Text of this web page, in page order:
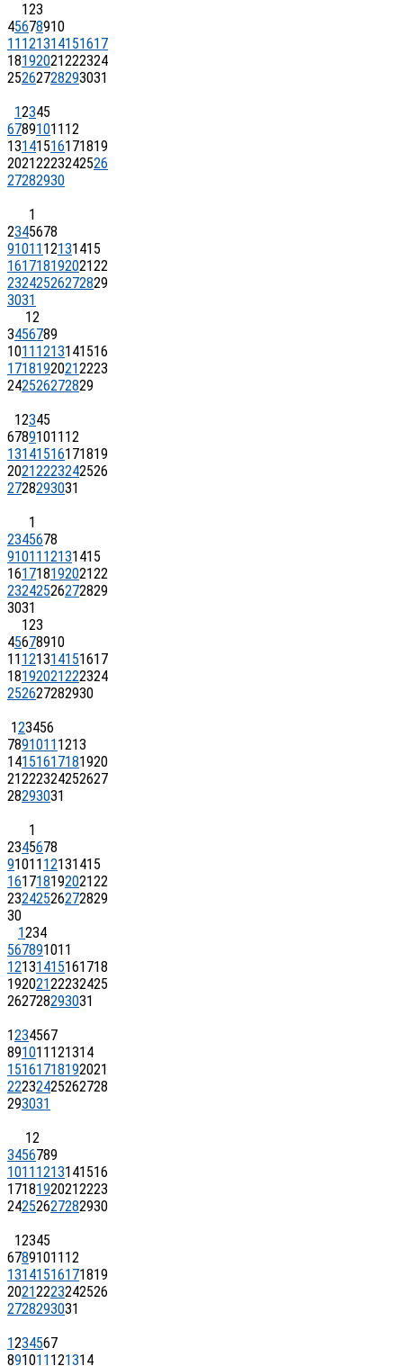
123
45678910
11 121314151617
18192021222324
25262728293031
12345
67891011 12
13141516171819
20212223242526
27282930
1
2345678
91011 12131415
16171819202122
23242526272829
3031
12
3456789
1011 1213141516
17181920212223
242526272829
12345
67891011 12
13141516171819
20212223242526
2728293031
1
2345678
91011 12131415
16171819202122
23242526272829
3031
123
45678910
11 121314151617
18192021222324
252627282930
123456
7891011 1213
14151617181920
21222324252627
28293031
1
2345678
91011 12131415
16171819202122
23242526272829
30
1234
567891011
12131415161718
19202122232425
262728293031
1234567
891011 121314
15161718192021
22232425262728
293031
12
3456789
1011 1213141516
17181920212223
24252627282930
12345
67891011 12
13141516171819
20212223242526
2728293031
1234567
891011 121314